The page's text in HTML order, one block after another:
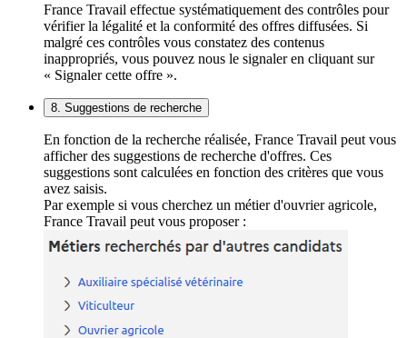
France Travail effectue systématiquement des contrôles pour
vérifier la légalité et la conformité des offres diffusées. Si
malgré ces contrôles vous constatez des contenus
inappropriés, vous pouvez nous le signaler en cliquant sur
« Signaler cette offre ».
8. Suggestions de recherche
En fonction de la recherche réalisée, France Travail peut vous
afficher des suggestions de recherche d'offres. Ces
suggestions sont calculées en fonction des critères que vous
avez saisis.
Par exemple si vous cherchez un métier d'ouvrier agricole,
France Travail peut vous proposer :